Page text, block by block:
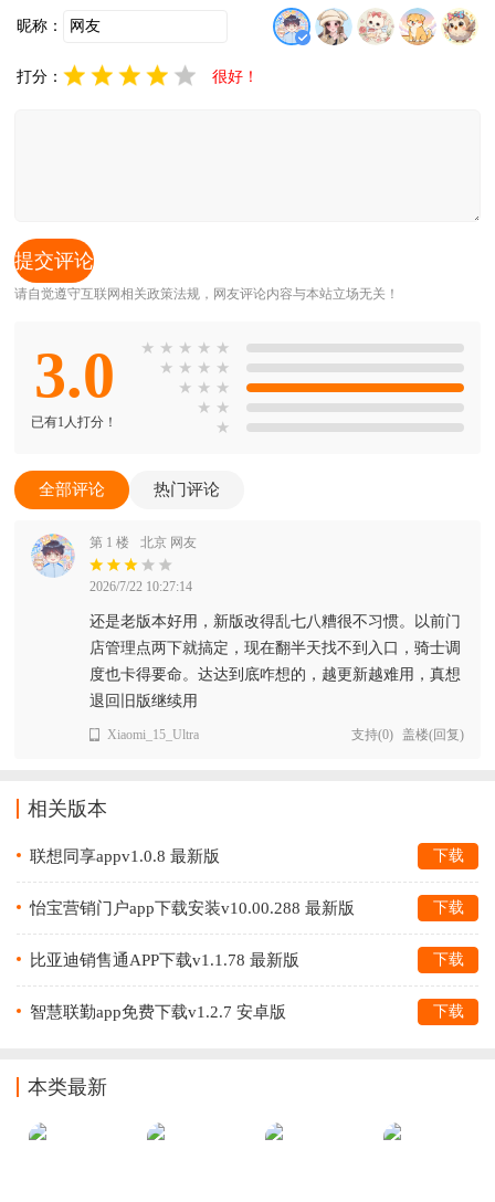
昵称：
打分： 很好！
请自觉遵守互联网相关政策法规，网友评论内容与本站立场无关！
3.0
已有1人打分！
★ ★ ★ ★ ★
★ ★ ★ ★
★ ★ ★
★ ★
★
全部评论 热门评论
第 1 楼 北京 网友
2026/7/22 10:27:14
还是老版本好用，新版改得乱七八糟很不习惯。以前门
店管理点两下就搞定，现在翻半天找不到入口，骑士调
度也卡得要命。达达到底咋想的，越更新越难用，真想
退回旧版继续用
Xiaomi_15_Ultra 支持(0) 盖楼(回复)
相关版本
联想同享appv1.0.8 最新版 下载
怡宝营销门户app下载安装v10.00.288 最新版 下载
比亚迪销售通APP下载v1.1.78 最新版 下载
智慧联勤app免费下载v1.2.7 安卓版 下载
本类最新